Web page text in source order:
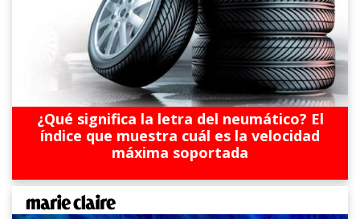
¿Qué significa la letra del neumático? El
índice que muestra cuál es la velocidad
máxima soportada